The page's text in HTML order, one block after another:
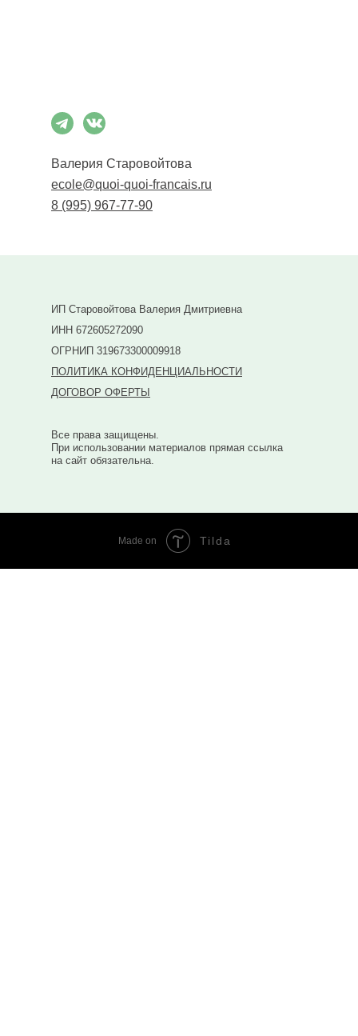
Валерия Старовойтова
ecole@quoi-quoi-francais.ru
8 (995) 967-77-90
ИП Старовойтова Валерия Дмитриевна
ИНН 672605272090
ОГРНИП 319673300009918
ПОЛИТИКА КОНФИДЕНЦИАЛЬНОСТИ
ДОГОВОР ОФЕРТЫ
Все права защищены.
При использовании материалов прямая ссылка
на сайт обязательна.
Made on Tilda